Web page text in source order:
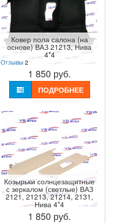
Ковер пола салона (на
основе) ВАЗ 21213, Нива
4*4
Отзывы2
1 850 руб.
ПОДРОБНЕЕ
Козырьки солнцезащитные
с зеркалом (светлые) ВАЗ
2121, 21213, 21214, 2131,
Нива 4*4
1 850 руб.